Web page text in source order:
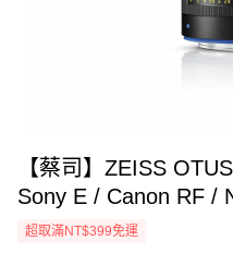
【蔡司】ZEISS
Sony E / Canon RF /
超取滿NT$399免運